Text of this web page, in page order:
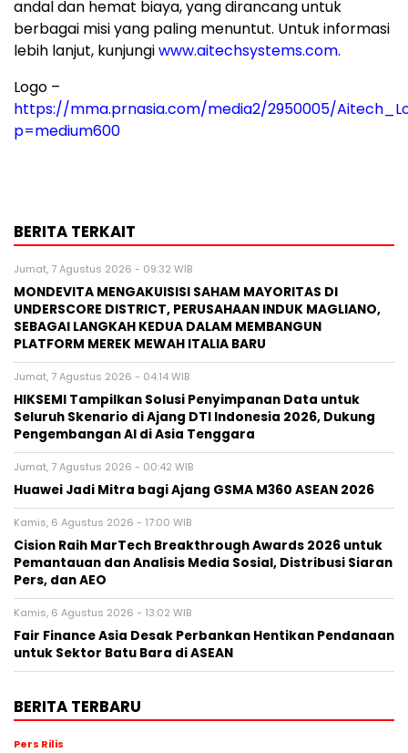
andal dan hemat biaya, yang dirancang untuk
berbagai misi yang paling menuntut. Untuk informasi
lebih lanjut, kunjungiwww.aitechsystems.com.
Logo –
https://mma.prnasia.com/media2/2950005/
p=medium600
BERITA TERKAIT
Jumat, 7 Agustus 2026 - 09:32 WIB
MONDEVITA MENGAKUISISI SAHAM MAYORITAS DI
UNDERSCORE DISTRICT, PERUSAHAAN INDUK MAGLIANO,
SEBAGAI LANGKAH KEDUA DALAM MEMBANGUN
PLATFORM MEREK MEWAH ITALIA BARU
Jumat, 7 Agustus 2026 - 04:14 WIB
HIKSEMI Tampilkan Solusi Penyimpanan Data untuk
Seluruh Skenario di Ajang DTI Indonesia 2026, Dukung
Pengembangan AI di Asia Tenggara
Jumat, 7 Agustus 2026 - 00:42 WIB
Huawei Jadi Mitra bagi Ajang GSMA M360 ASEAN 2026
Kamis, 6 Agustus 2026 - 17:00 WIB
Cision Raih MarTech Breakthrough Awards 2026 untuk
Pemantauan dan Analisis Media Sosial, Distribusi Siaran
Pers, dan AEO
Kamis, 6 Agustus 2026 - 13:02 WIB
Fair Finance Asia Desak Perbankan Hentikan Pendanaan
untuk Sektor Batu Bara di ASEAN
BERITA TERBARU
Pers Rilis